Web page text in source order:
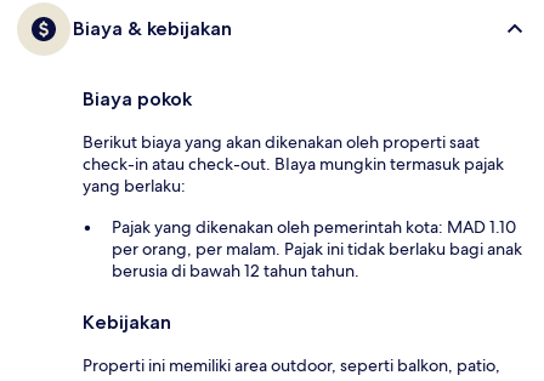
Biaya & kebijakan
Biaya pokok
Berikut biaya yang akan dikenakan oleh properti saat
check-in atau check-out. BIaya mungkin termasuk pajak
yang berlaku:
Pajak yang dikenakan oleh pemerintah kota: MAD 1.10
per orang, per malam. Pajak ini tidak berlaku bagi anak
berusia di bawah 12 tahun tahun.
Kebijakan
Properti ini memiliki area outdoor, seperti balkon, patio,